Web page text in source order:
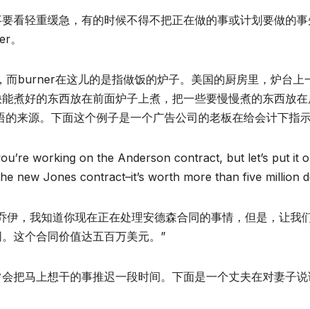
看轻重缓急，有的时候不得不把正在做的事或计划要做的
。
而burner在这儿的是指做饭的炉子。美国的厨房里，炉台上
能煮好的东西放在前面炉子上煮，把一些要慢慢煮的东西
来源。下面这个例子是一个广告公司的老板在给会计下指示
working on the Anderson contract, but let’s put it
new Jones contract–it’s worth more than five million
伊，我知道你现在正在处理安德森合同的事情，但是，让我
这个合同价值达五百万美元。”
把马上想干的事推迟一段时间。下面是一个丈夫在对妻子说